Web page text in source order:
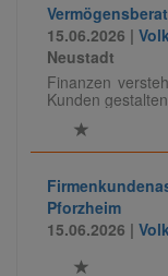
15.06.2026 |
Neustadt
Finanzen
Kunden gestalten.
Pforzheim
15.06.2026 |